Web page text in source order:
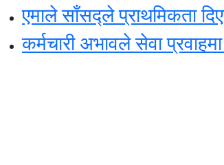
एमाले साँसद्ले प्राथमिकता
कर्मचारी अभावले सेवा